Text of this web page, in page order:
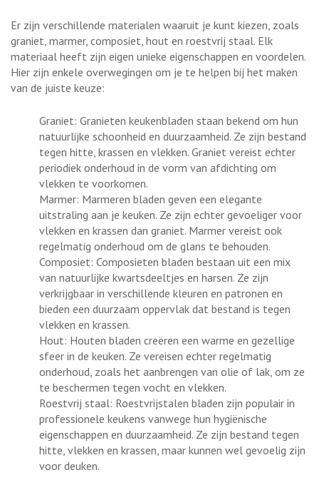
Er zijn verschillende materialen waaruit je kunt kiezen, zoals
graniet, marmer, composiet, hout en roestvrij staal. Elk
materiaal heeft zijn eigen unieke eigenschappen en voordelen.
Hier zijn enkele overwegingen om je te helpen bij het maken
van de juiste keuze:
Graniet: Granieten keukenbladen staan bekend om hun
natuurlijke schoonheid en duurzaamheid. Ze zijn bestand
tegen hitte, krassen en vlekken. Graniet vereist echter
periodiek onderhoud in de vorm van afdichting om
vlekken te voorkomen.
Marmer: Marmeren bladen geven een elegante
uitstraling aan je keuken. Ze zijn echter gevoeliger voor
vlekken en krassen dan graniet. Marmer vereist ook
regelmatig onderhoud om de glans te behouden.
Composiet: Composieten bladen bestaan uit een mix
van natuurlijke kwartsdeeltjes en harsen. Ze zijn
verkrijgbaar in verschillende kleuren en patronen en
bieden een duurzaam oppervlak dat bestand is tegen
vlekken en krassen.
Hout: Houten bladen creëren een warme en gezellige
sfeer in de keuken. Ze vereisen echter regelmatig
onderhoud, zoals het aanbrengen van olie of lak, om ze
te beschermen tegen vocht en vlekken.
Roestvrij staal: Roestvrijstalen bladen zijn populair in
professionele keukens vanwege hun hygiënische
eigenschappen en duurzaamheid. Ze zijn bestand tegen
hitte, vlekken en krassen, maar kunnen wel gevoelig zijn
voor deuken.